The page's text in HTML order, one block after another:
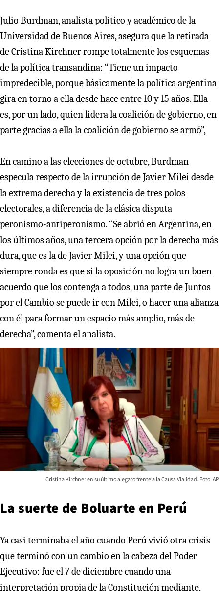
Julio Burdman, analista político y académico de la
Universidad de Buenos Aires, asegura que la retirada
de Cristina Kirchner rompe totalmente los esquemas
de la política transandina: “Tiene un impacto
impredecible, porque básicamente la política argentina
gira en torno a ella desde hace entre 10 y 15 años. Ella
es, por un lado, quien lidera la coalición de gobierno, en
parte gracias a ella la coalición de gobierno se armó”,
En camino a las elecciones de octubre, Burdman
especula respecto de la irrupción de Javier Milei desde
la extrema derecha y la existencia de tres polos
electorales, a diferencia de la clásica disputa
peronismo-antiperonismo. “Se abrió en Argentina, en
los últimos años, una tercera opción por la derecha más
dura, que es la de Javier Milei, y una opción que
siempre ronda es que si la oposición no logra un buen
acuerdo que los contenga a todos, una parte de Juntos
por el Cambio se puede ir con Milei, o hacer una alianza
con él para formar un espacio más amplio, más de
derecha”, comenta el analista.
Cristina Kirchner en su último alegato frente a la Causa Vialidad. Foto: AP
La suerte de Boluarte en Perú
Ya casi terminaba el año cuando Perú vivió otra crisis
que terminó con un cambio en la cabeza del Poder
Ejecutivo: fue el 7 de diciembre cuando una
interpretación propia de la Constitución mediante,